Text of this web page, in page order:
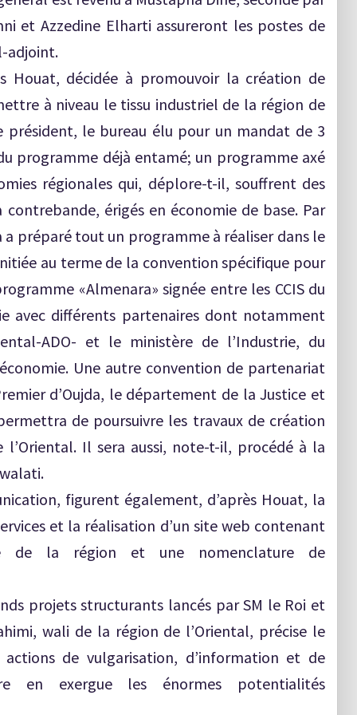
et Azzedine Elharti assureront les postes de
adjoint.
Houat, décidée à promouvoir la création de
à niveau le tissu industriel de la région de
président, le bureau élu pour un mandat de 3
programme déjà entamé; un programme axé
régionales qui, déplore-t-il, souffrent des
érigés en économie de base. Par
a préparé tout un programme à réaliser dans le
au terme de la convention spécifique pour
«Almenara» signée entre les CCIS du
avec différents partenaires dont notamment
ADO- et le ministère de l’Industrie, du
Une autre convention de partenariat
d’Oujda, le département de la Justice et
de poursuivre les travaux de création
l’Oriental. Il sera aussi, note-t-il, procédé à la
figurent également, d’après Houat, la
et la réalisation d’un site web contenant
de la région et une nomenclature de
projets structurants lancés par SM le Roi et
wali de la région de l’Oriental, précise le
actions de vulgarisation, d’information et de
en exergue les énormes potentialités